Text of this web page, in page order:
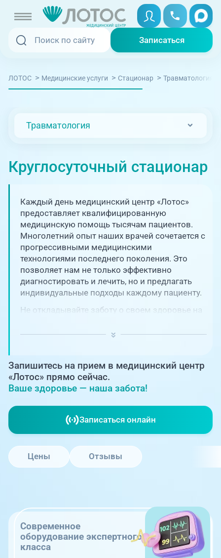
Записаться
Записаться
Услуги и цены
Отзывы
Адреса клиник
О клинике
Блог врачей
Новости
+7 (351) 220-00-03
Записаться онлайн
Вызвать скорую
Медицина на дому
Телемедицина
+7 (351) 220-00-03
Единая справочная служба,
запись на прием
+7 (351) 220-03-03
Центр амбулаторной
онкологической помощи
+7 (7142) 927-003
ЛОТОС > Медицинские услуги > Стационар > Травматология
Травматология
Круглосуточный стационар
Каждый день медицинский центр «Лотос»
предоставляет квалифицированную
медицинскую помощь тысячам пациентов.
Многолетний опыт наших врачей сочетается с
прогрессивными медицинскими
технологиями последнего поколения. Это
позволяет нам не только эффективно
диагностировать и лечить, но и предлагать
индивидуальные подходы каждому пациенту.
Не откладывайте заботу о своем здоровье на
ключевую роль в поддержании вашего
Запишитесь на прием в медицинский центр
«Лотос» прямо сейчас.
Ваше здоровье — наша забота!
Записаться онлайн
Цены Отзывы
Современное
оборудование экспертного
класса